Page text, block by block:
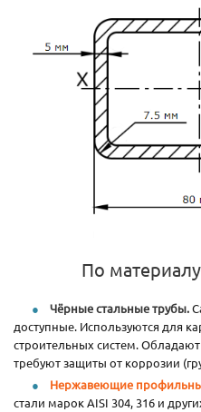
По
Чёрные стальные трубы.
доступные. Используются для
строительных систем.
требуют защиты от коррозии
Нержавеющие
стали марок AISI 304, 316 и